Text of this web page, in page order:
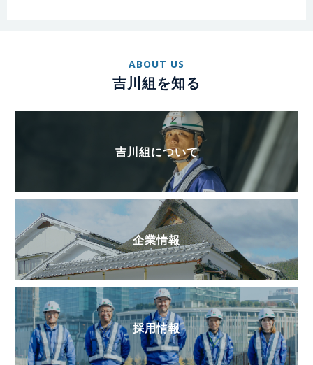
ABOUT US
吉川組を知る
吉川組について
企業情報
採用情報